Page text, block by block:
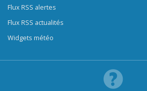
Flux RSS alertes
Flux RSS actualités
Widgets météo